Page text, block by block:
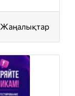
Жаңалықтар